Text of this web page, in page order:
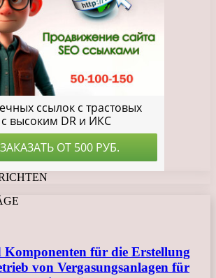
Komponenten für die Erstellung
von Vergasungsanlagen für